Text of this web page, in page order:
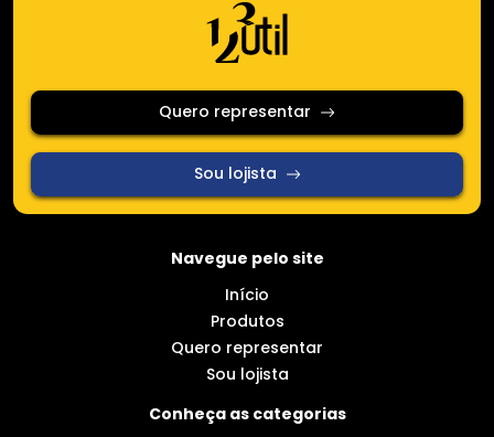
Quero representar
Sou lojista
Navegue pelo site
Início
Produtos
Quero representar
Sou lojista
Conheça as categorias